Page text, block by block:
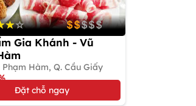
Gia Khánh - Vũ
Phạm Hàm, Q. Cầu Giấy
nấm
Đặt chỗ ngay